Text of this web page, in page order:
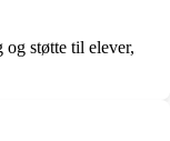
støtte til elever,